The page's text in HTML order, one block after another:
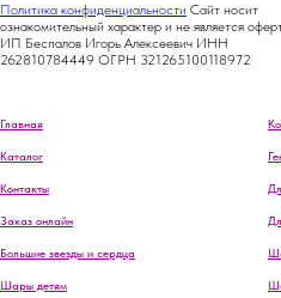
Политика конфиденциальности Сайт носит
ознакомительный характер и не является
ИП Беспалов Игорь Алексеевич ИНН
262810784449 ОГРН 321265100118972
Главная
Каталог
Контакты
Заказ онлайн
Большие звезды и сердца
Шары детям